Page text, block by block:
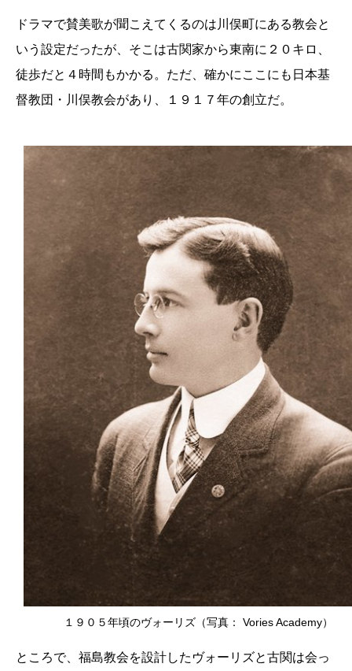
ドラマで賛美歌が聞こえてくるのは川俣町にある教会と
いう設定だったが、そこは古関家から東南に２０キロ、
徒歩だと４時間もかかる。ただ、確かにここにも日本基
督教団・川俣教会があり、１９１７年の創立だ。
１９０５年頃のヴォーリズ（写真： Vories Academy）
ところで、福島教会を設計したヴォーリズと古関は会っ